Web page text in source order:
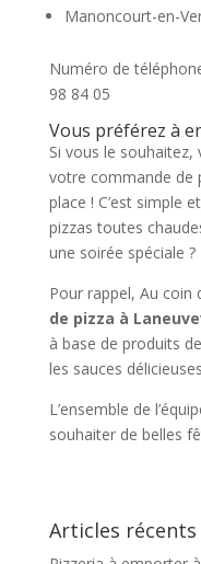
Manoncourt-en-
Numéro de
98 84 05
Vous préférez à
Si vous le
votre commande de
place ! C’est simple
pizzas toutes
une soirée spéciale
Pour rappel, Au coin
de pizza à
à base de produits
les sauces
L’ensemble de
souhaiter de belles
Articles récents